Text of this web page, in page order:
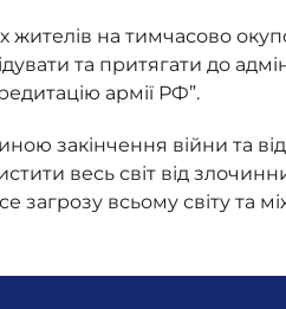
на тимчасово
та притягати до
армії РФ”.
закінчення війни та
весь світ від
загрозу всьому світу та